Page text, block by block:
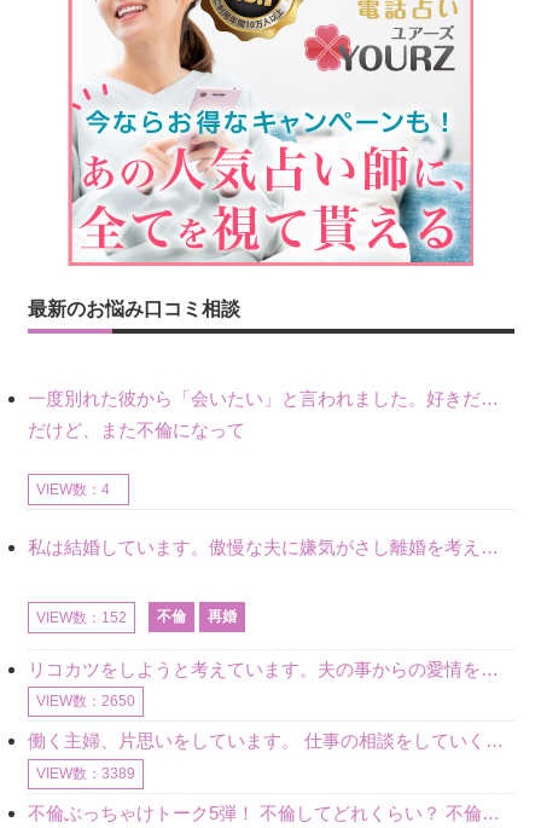
最新のお悩み口コミ相談
一度別れた彼から「会いたい」と言われました。好きだけど不倫だから別れたので、私もまだ好きだし会いたい気持ちはあります。
だけど、また不倫になって
VIEW数：4
私は結婚しています。傲慢な夫に嫌気がさし離婚を考えていたときに、彼と出会いました。彼には恋人がいましたが、話をするうちに、夫とのことを相談するようにな
VIEW数：152 不倫 再婚
リコカツをしようと考えています。夫の事からの愛情を全く感じません。子供がいるので、子供が成長するまではと我慢しています。 まず、お金が必要だと考え、仕事の量も増やしました。ところが、夫は働かず、結局は
VIEW数：2650
働く主婦、片思いをしています。 仕事の相談をしていくうちに、彼のことを好きになりました。私には夫も子供もいます。不倫をしているわけでもなく、もちろん、この気持ちは誰にも話していません。 ラインをする関
VIEW数：3389
不倫ぶっちゃけトーク5弾！ 不倫してどれくらい？ 不倫のあれこれを、なんでもどうぞ♪♪